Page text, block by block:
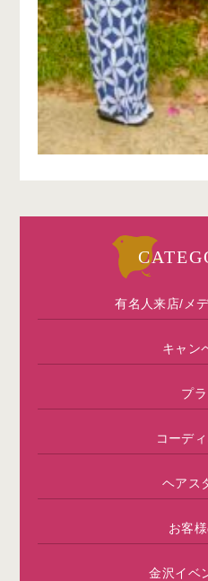
有名人来店/メ
キャン
プ
コーデ
ヘアス
お客
金沢イベ